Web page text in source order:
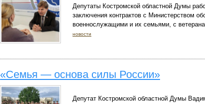
Депутаты Костромской областной Думы
заключения контрактов с Министерством
военнослужащими и их семьями, с
новости
«Семья — основа силы России»
Депутат Костромской областной Думы